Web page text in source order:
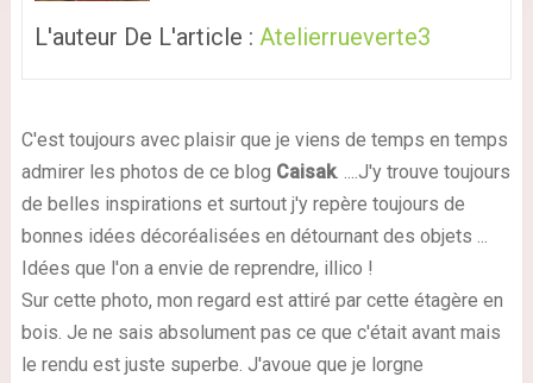
L'auteur De L'article : Atelierrueverte3
C'est toujours avec plaisir que je viens de temps en temps
admirer les photos de ce blog Caisak. ....J'y trouve toujours
de belles inspirations et surtout j'y repère toujours de
bonnes idées décoréalisées en détournant des objets ...
Idées que l'on a envie de reprendre, illico !
Sur cette photo, mon regard est attiré par cette étagère en
bois. Je ne sais absolument pas ce que c'était avant mais
le rendu est juste superbe. J'avoue que je lorgne